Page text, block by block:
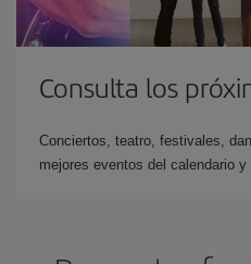
Consulta los
Conciertos, teatro, festivales,
mejores eventos del calendario